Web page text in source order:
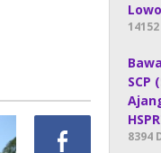
SCP
8394